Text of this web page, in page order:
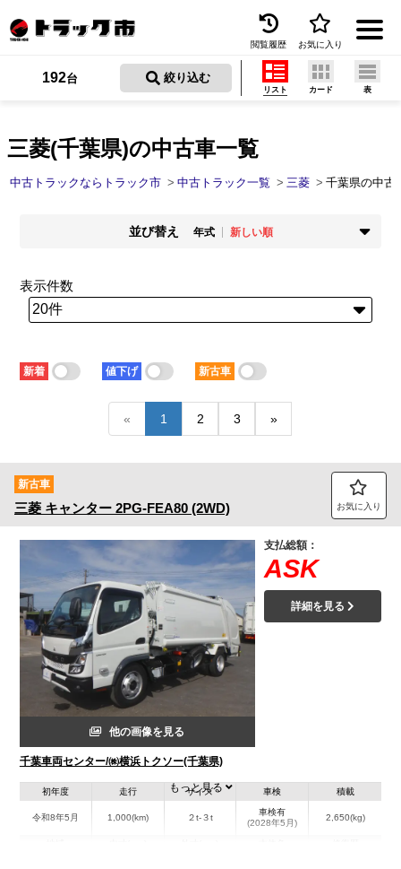
トラック買取
トラック市とは
保存した検索条件
トラック市FC会員専用ページはこちら
ログイン
閲覧履歴 お気に入り
三菱(千葉県)の中古車一覧
192台 絞り込む
リスト カード 表
中古トラックならトラック市 中古トラック一覧 三菱 千葉県の中古
並び替え 年式
新しい順
新着順
走行距離
少ない順
多い順
価格
安い順
高い順
少ない順
多い順
短い順
表示件数
新着 値下げ 新古車
« 1 2 3 »
新古車
三菱 キャンター 2PG-FEA80 (2WD) お気に入り
他の画像を見る
千葉車両センター/㈱横浜トクソー(千葉県)
支払総額：
ASK
詳細を見る
初年度
令和8年5月
走行
1,000(km)
サイズ
２t-３t
車検
車検有
(2028年5月)
積載
2,650(kg)
もっと見る